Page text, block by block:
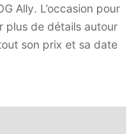
Ally. L’occasion pour
plus de détails autour
son prix et sa date